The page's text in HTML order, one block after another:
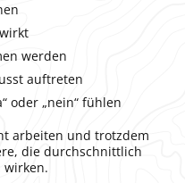
werden
auftreten
oder „nein“ fühlen
arbeiten und trotzdem
die durchschnittlich